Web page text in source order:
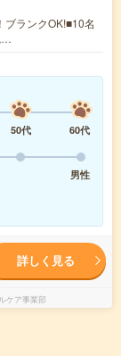
ランクOK!■10名
…
50代
60代
男性
詳しく見る
ケア事業部